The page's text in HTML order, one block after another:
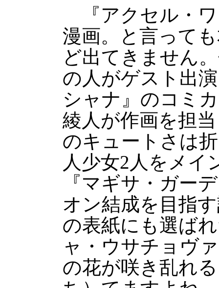
『アクセル・
漫画。と言って
ど出てきません
の人がゲスト出
シャナ』のコミ
綾人が作画を担
のキュートさは
人少女2人をメイ
『マギサ・ガー
オン結成を目指
の表紙にも選ば
ャ・ウサチョヴ
の花が咲き乱れ